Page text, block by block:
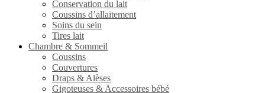
Conservation du lait
Coussins d’allaitement
Soins du sein
Tires lait
Chambre & Sommeil
Coussins
Couvertures
Draps & Alèses
Gigoteuses & Accessoires bébé